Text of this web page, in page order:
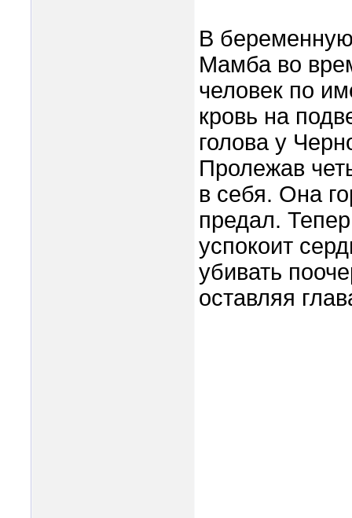
В
Мамба во
человек по
кровь на
голова у
Пролежав
в себя. Она
предал.
успокоит
убивать
оставляя